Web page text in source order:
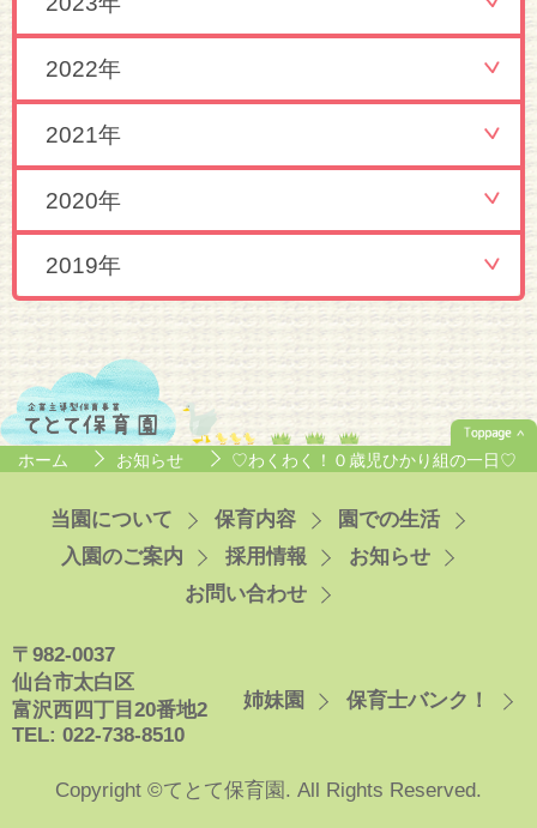
2022年
2021年
2020年
2019年
ホーム お知らせ ♡わくわく！０歳児ひかり組の一日♡
当園について 保育内容
園での生活
入園のご案内
採用情報
お知らせ
お問い合わせ
〒982-0037
仙台市太白区
富沢西四丁目20番地2
TEL: 022-738-8510
姉妹園 保育士バンク！
Copyright ©てとて保育園. All Rights Reserved.